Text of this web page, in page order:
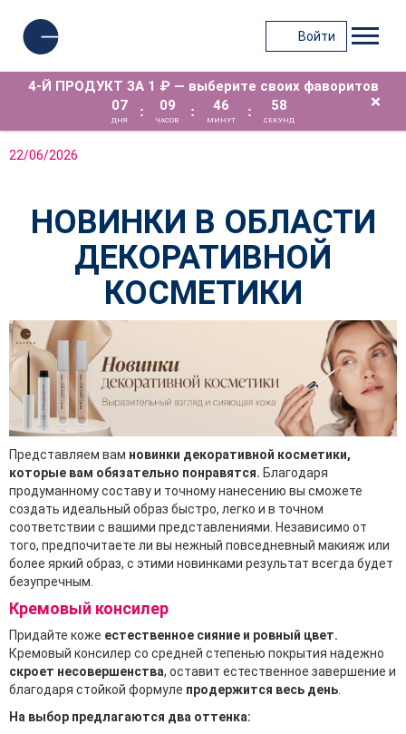
Войти
4-Й ПРОДУКТ ЗА 1 ₽ — выберите своих фаворитов
07
ДНЯ
: 09
ЧАСОВ
: 46
МИНУТ
: 57
СЕКУНД
×
22/06/2026
НОВИНКИ В ОБЛАСТИ
ДЕКОРАТИВНОЙ
КОСМЕТИКИ
Представляем вам новинки декоративной косметики,
которые вам обязательно понравятся. Благодаря
продуманному составу и точному нанесению вы сможете
создать идеальный образ быстро, легко и в точном
соответствии с вашими представлениями. Независимо от
того, предпочитаете ли вы нежный повседневный макияж или
более яркий образ, с этими новинками результат всегда будет
безупречным.
Кремовый консилер
Придайте коже естественное сияние и ровный цвет.
Кремовый консилер со средней степенью покрытия надежно
скроет несовершенства, оставит естественное завершение и
благодаря стойкой формуле продержится весь день
На выбор предлагаются два оттенка: